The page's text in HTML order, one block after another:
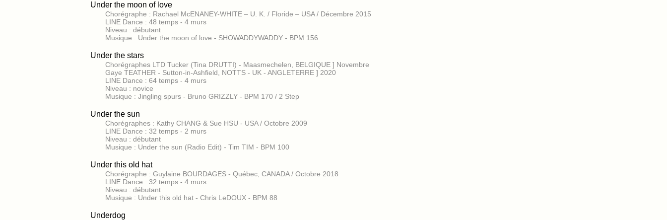
Under the moon of love
Chorégraphe : Rachael McENANEY-WHITE – U. K. / Floride – USA / Décembre 2015
LINE Dance : 48 temps - 4 murs
Niveau : débutant
Musique : Under the moon of love - SHOWADDYWADDY - BPM 156
Under the stars
Chorégraphes LTD Tucker (Tina DRUTTI) - Maasmechelen, BELGIQUE ] Novembre
Gaye TEATHER - Sutton-in-Ashfield, NOTTS - UK - ANGLETERRE ] 2020
LINE Dance : 64 temps - 4 murs
Niveau : novice
Musique : Jingling spurs - Bruno GRIZZLY - BPM 170 / 2 Step
Under the sun
Chorégraphes : Kathy CHANG & Sue HSU - USA / Octobre 2009
LINE Dance : 32 temps - 2 murs
Niveau : débutant
Musique : Under the sun (Radio Edit) - Tim TIM - BPM 100
Under this old hat
Chorégraphe : Guylaine BOURDAGES - Québec, CANADA / Octobre 2018
LINE Dance : 32 temps - 4 murs
Niveau : débutant
Musique : Under this old hat - Chris LeDOUX - BPM 88
Underdog